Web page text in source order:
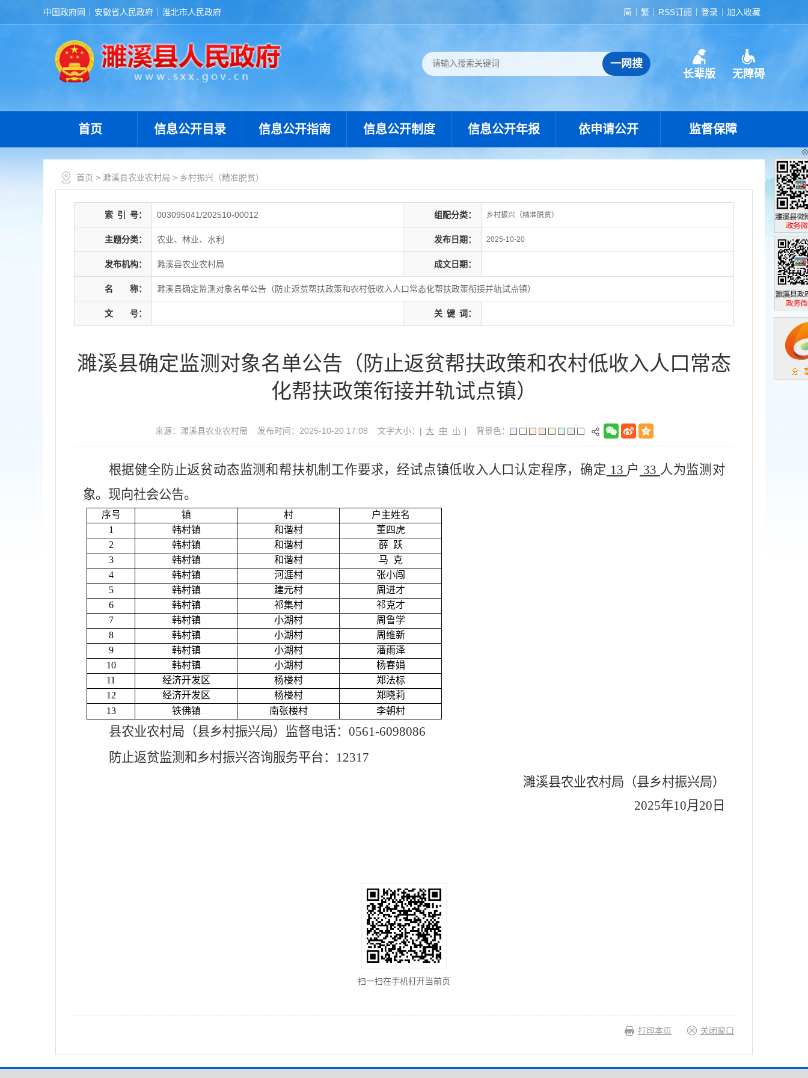
中国政府网 安徽省人民政府 淮北市人民政府 简 繁 RSS订阅 登录 加入收藏
长辈版 无障碍
首页 信息公开目录 信息公开指南 信息公开制度 信息公开年报 依申请公开 监督保障
首页 > 濉溪县农业农村局 > 乡村振兴（精准脱贫）
索 引 号： 003095041/202510-00012 组配分类： 乡村振兴（精准脱贫）
主题分类： 农业、林业、水利 发布日期： 2025-10-20
发布机构： 濉溪县农业农村局 成文日期：
名 称： 濉溪县确定监测对象名单公告（防止返贫帮扶政策和农村低收入人口常态化帮扶政策衔接并轨试点镇）
文 号： 关 键 词：
濉溪县确定监测对象名单公告（防止返贫帮扶政策和农村低收入人口常态
化帮扶政策衔接并轨试点镇）
来源：濉溪县农业农村局 发布时间：2025-10-20 17:08 文字大小：[ 大 中 小 ] 背景色：
根据健全防止返贫动态监测和帮扶机制工作要求，经试点镇低收入人口认定程序，确定 13 户 33 人为监测对
象。现向社会公告。
序号 镇 村
户主姓名
1
韩村镇 和谐村
董四虎
2
韩村镇 和谐村 薛 跃
3
韩村镇 和谐村 马 克
4
韩村镇 河涯村
张小闯
5
韩村镇 建元村
周进才
6
韩村镇 祁集村
祁克才
7
韩村镇 小湖村
周鲁学
8
韩村镇 小湖村
周维新
9
韩村镇 小湖村
潘雨泽
10
韩村镇 小湖村
杨春娟
11
经济开发区 杨楼村
郑法标
12
经济开发区 杨楼村
郑晓莉
13
铁佛镇 南张楼村 李朝村
县农业农村局（县乡村振兴局） 监督电话： 0561-6098086
防止返贫监测和乡村振兴咨询服务平台： 12317
濉溪县农业农村局（县乡村振兴局）
2025年10月 20 日
扫一扫在手机打开当前页
打印本页 关闭窗口
濉溪县政
政务微博
濉溪县政
政务微信